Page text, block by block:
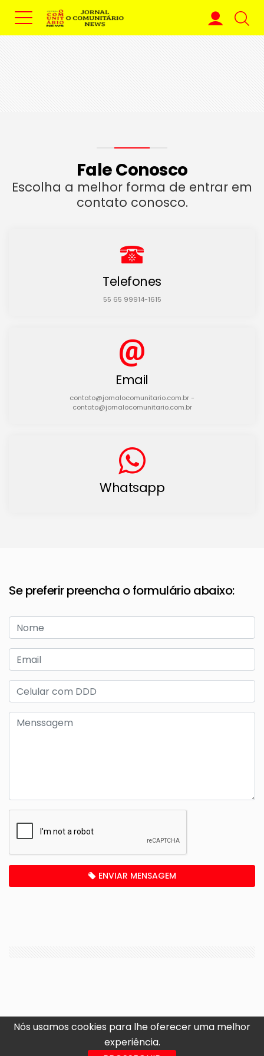
Nós usamos cookies para lhe oferecer uma melhor
experiência.
Fale Conosco
Escolha a melhor forma de entrar em
contato conosco.
Telefones
55 65 99914-1615
Email
contato@jornalocomunitario.com.br -
contato@jornalocomunitario.com.br
Whatsapp
Se preferir preencha o formulário abaixo:
ENVIAR MENSAGEM